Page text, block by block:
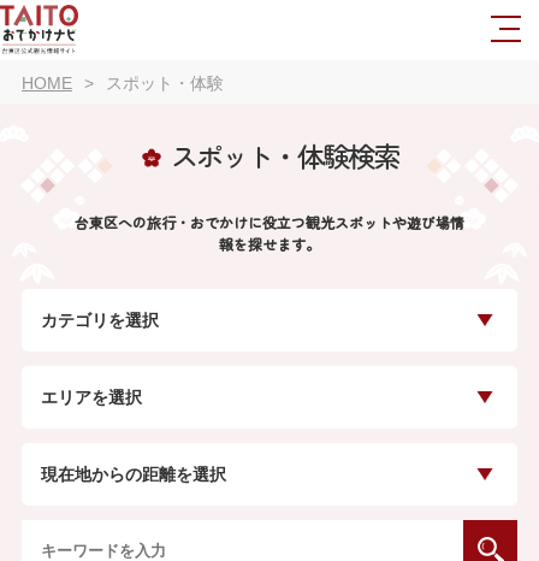
HOME スポット・体験
スポット・体験検索
台東区への旅行・おでかけに役立つ観光スポットや遊び場情
報を探せます。
カテゴリを選択
エリアを選択
現在地からの距離を選択